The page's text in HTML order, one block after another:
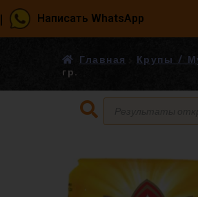
| Написать WhatsApp
Главная
гр.